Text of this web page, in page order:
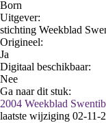
Born
Uitgever:
stichting Weekblad
Origineel:
Ja
Digitaal beschikbaar:
Nee
Ga naar dit stuk:
2004 Weekblad
laatste wijziging 02-11-